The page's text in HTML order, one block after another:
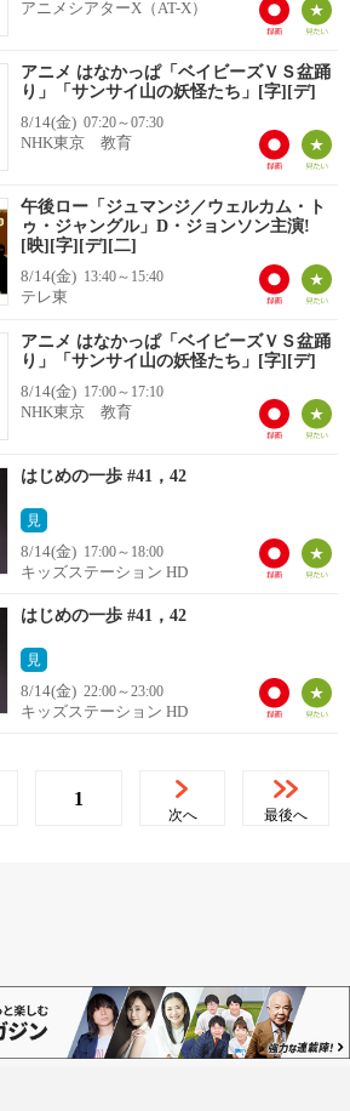
アニメシアターX（AT-X）
アニメ はなかっぱ「ベイビーズＶＳ盆踊
り」「サンサイ山の妖怪たち」[字][デ]
8/14(金) 07:20～07:30
NHK東京 教育
午後ロー「ジュマンジ／ウェルカム・ト
ゥ・ジャングル」D・ジョンソン主演!
[映][字][デ][二]
8/14(金) 13:40～15:40
テレ東
アニメ はなかっぱ「ベイビーズＶＳ盆踊
り」「サンサイ山の妖怪たち」[字][デ]
8/14(金) 17:00～17:10
NHK東京 教育
はじめの一歩 #41，42
見
8/14(金) 17:00～18:00
キッズステーション HD
はじめの一歩 #41，42
見
8/14(金) 22:00～23:00
キッズステーション HD
1
次へ 最後へ